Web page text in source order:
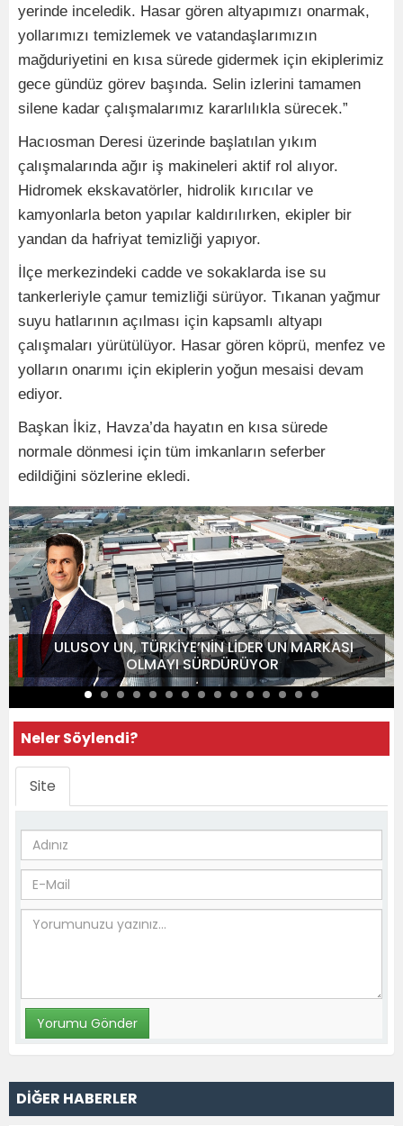
yerinde inceledik. Hasar gören altyapımızı onarmak,
yollarımızı temizlemek ve vatandaşlarımızın
mağduriyetini en kısa sürede gidermek için ekiplerimiz
gece gündüz görev başında. Selin izlerini tamamen
silene kadar çalışmalarımız kararlılıkla sürecek.”
Hacıosman Deresi üzerinde başlatılan yıkım
çalışmalarında ağır iş makineleri aktif rol alıyor.
Hidromek ekskavatörler, hidrolik kırıcılar ve
kamyonlarla beton yapılar kaldırılırken, ekipler bir
yandan da hafriyat temizliği yapıyor.
İlçe merkezindeki cadde ve sokaklarda ise su
tankerleriyle çamur temizliği sürüyor. Tıkanan yağmur
suyu hatlarının açılması için kapsamlı altyapı
çalışmaları yürütülüyor. Hasar gören köprü, menfez ve
yolların onarımı için ekiplerin yoğun mesaisi devam
ediyor.
Başkan İkiz, Havza’da hayatın en kısa sürede
normale dönmesi için tüm imkanların seferber
edildiğini sözlerine ekledi.
ULUSOY UN, TÜRKİYE’NİN LİDER UN MARKASI
OLMAYI SÜRDÜRÜYOR
Neler Söylendi?
Site
DİĞER HABERLER